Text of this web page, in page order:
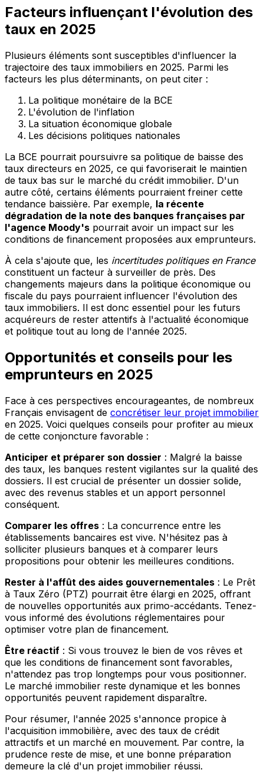
Facteurs influençant l'évolution des
taux en 2025
Plusieurs éléments sont susceptibles d'influencer la
trajectoire des taux immobiliers en 2025. Parmi les
facteurs les plus déterminants, on peut citer :
La politique monétaire de la BCE
L'évolution de l'inflation
La situation économique globale
Les décisions politiques nationales
La BCE pourrait poursuivre sa politique de baisse des
taux directeurs en 2025, ce qui favoriserait le maintien
de taux bas sur le marché du crédit immobilier. D'un
autre côté, certains éléments pourraient freiner cette
tendance baissière. Par exemple, la récente
dégradation de la note des banques françaises par
l'agence Moody's pourrait avoir un impact sur les
conditions de financement proposées aux emprunteurs.
À cela s'ajoute que, les incertitudes politiques en France
constituent un facteur à surveiller de près. Des
changements majeurs dans la politique économique ou
fiscale du pays pourraient influencer l'évolution des
taux immobiliers. Il est donc essentiel pour les futurs
acquéreurs de rester attentifs à l'actualité économique
et politique tout au long de l'année 2025.
Opportunités et conseils pour les
emprunteurs en 2025
Face à ces perspectives encourageantes, de nombreux
Français envisagent de concrétiser leur projet immobilier
en 2025. Voici quelques conseils pour profiter au mieux
de cette conjoncture favorable :
Anticiper et préparer son dossier : Malgré la baisse
des taux, les banques restent vigilantes sur la qualité des
dossiers. Il est crucial de présenter un dossier solide,
avec des revenus stables et un apport personnel
conséquent.
Comparer les offres : La concurrence entre les
établissements bancaires est vive. N'hésitez pas à
solliciter plusieurs banques et à comparer leurs
propositions pour obtenir les meilleures conditions.
Rester à l'affût des aides gouvernementales : Le Prêt
à Taux Zéro (PTZ) pourrait être élargi en 2025, offrant
de nouvelles opportunités aux primo-accédants. Tenez-
vous informé des évolutions réglementaires pour
optimiser votre plan de financement.
Être réactif : Si vous trouvez le bien de vos rêves et
que les conditions de financement sont favorables,
n'attendez pas trop longtemps pour vous positionner.
Le marché immobilier reste dynamique et les bonnes
opportunités peuvent rapidement disparaître.
Pour résumer, l'année 2025 s'annonce propice à
l'acquisition immobilière, avec des taux de crédit
attractifs et un marché en mouvement. Par contre, la
prudence reste de mise, et une bonne préparation
demeure la clé d'un projet immobilier réussi.